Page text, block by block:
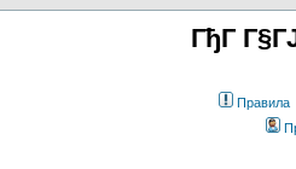
ГђГ
Правила